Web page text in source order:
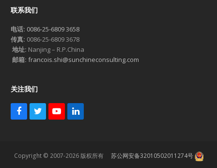
联系我们
电话: 0086-25-6809 3658
传真: 0086-25-6809 3678
地址: Nanjing – R.P.China
邮箱: francois.shi@sunchineconsulting.com
关注我们
F
o
T
e
Y
b
L
d
Copyright © 2007-2026 版权所有 苏公网安备32010502011274号